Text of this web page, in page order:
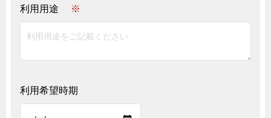
利用用途 ※
利用希望時期